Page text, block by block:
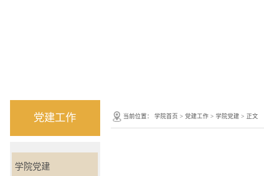
党建工作
学院党建
当前位置：学院首页 >党建工作 >学院党建 > 正文